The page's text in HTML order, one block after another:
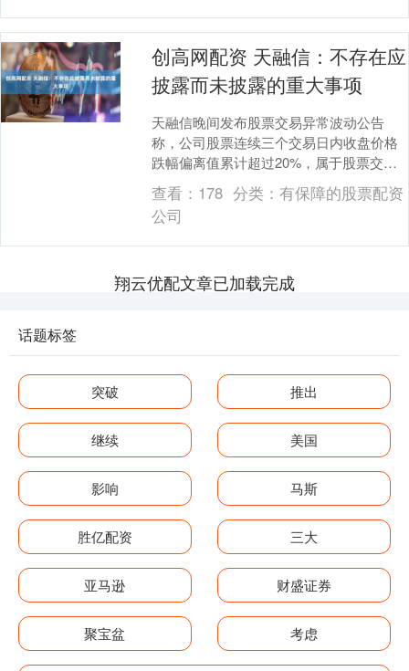
创高网配资 天融信：不存在应
披露而未披露的重大事项
天融信晚间发布股票交易异常波动公告
称，公司股票连续三个交易日内收盘价格
跌幅偏离值累计超过20%，属于股票交易
异常波动情况。公司未发现近期公共传媒
报道了可能或已经....
查看： 178 分类： 有保障的股票配资
公司
翔云优配文章已加载完成
话题标签
突破 推出
继续 美国
影响 马斯
胜亿配资 三大
亚马逊 财盛证券
聚宝盆 考虑